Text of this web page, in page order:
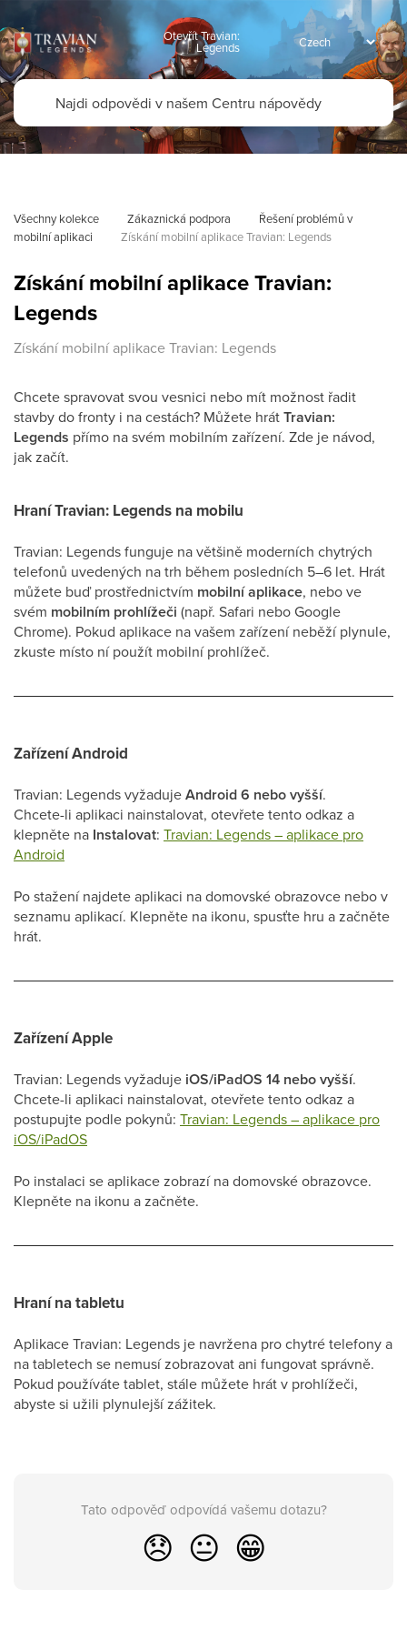
Otevřít Travian:
Legends
Všechny kolekce Zákaznická podpora
Řešení problémů v
mobilní aplikaci
Získání mobilní aplikace Travian: Legends
Získání mobilní aplikace Travian:
Legends
Získání mobilní aplikace Travian: Legends
Chcete spravovat svou vesnici nebo mít možnost řadit
stavby do fronty i na cestách? Můžete hrátTravian:
Legends přímo na svém mobilním zařízení. Zde je návod,
jak začít.
Hraní Travian: Legends na mobilu
Travian: Legends funguje na většině moderních chytrých
telefonů uvedených na trh během posledních 5–6 let. Hrát
můžete buď prostřednictvím mobilní aplikace, nebo ve
svém mobilním prohlížeči (např. Safari nebo Google
Chrome). Pokud aplikace na vašem zařízení neběží plynule,
zkuste místo ní použít mobilní prohlížeč.
Zařízení Android
Travian: Legends vyžadujeAndroid 6 nebo vyšší.
Chcete-li aplikaci nainstalovat, otevřete tento odkaz a
klepněte na Instalovat: Travian: Legends – aplikace pro
Android
Po stažení najdete aplikaci na domovské obrazovce nebo v
seznamu aplikací. Klepněte na ikonu, spusťte hru a začněte
hrát.
Zařízení Apple
Travian: Legends vyžaduje iOS/iPadOS 14 nebo vyšší.
Chcete-li aplikaci nainstalovat, otevřete tento odkaz a
postupujte podle pokynů: Travian: Legends – aplikace pro
iOS/iPadOS
Po instalaci se aplikace zobrazí na domovské obrazovce.
Klepněte na ikonu a začněte.
Hraní na tabletu
Aplikace Travian: Legends je navržena pro chytré telefony a
na tabletech se nemusí zobrazovat ani fungovat správně.
Pokud používáte tablet, stále můžete hrát v prohlížeči,
abyste si užili plynulejší zážitek.
Tato odpověď odpovídá vašemu dotazu?
😞 😐 😁